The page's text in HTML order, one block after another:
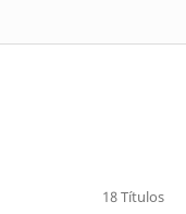
18 Títulos